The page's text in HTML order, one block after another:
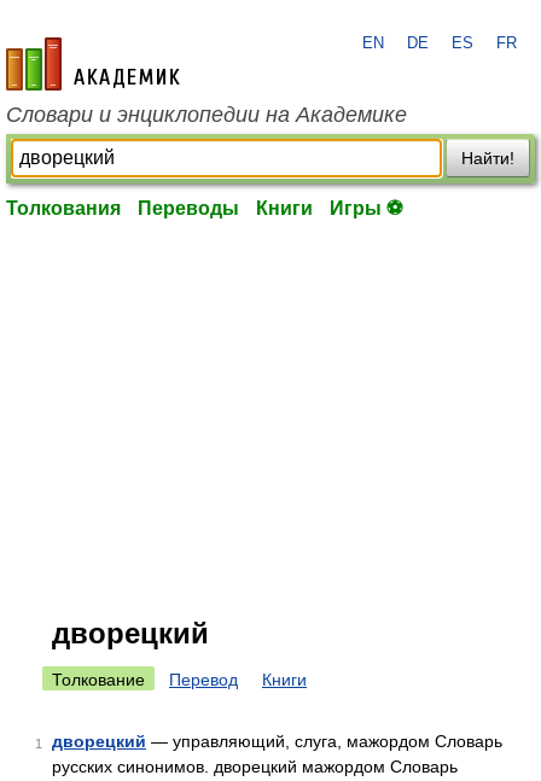
academic.ru
EN DE ES FR
Словари и энциклопедии на Академике
Найти!
Толкования Переводы Книги Игры ⚽
дворецкий
Толкование Перевод Книги
1 дворецкий — управляющий, слуга, мажордом Словарь
русских синонимов. дворецкий мажордом Словарь